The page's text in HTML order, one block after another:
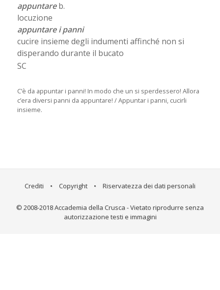
appuntareb.
locuzione
appuntare i panni
cucire insieme degli indumenti affinché non si
disperando durante il bucato
SC
C’è da appuntar i panni! In modo che un si sperdessero! Allora
c’era diversi panni da appuntare! / Appuntar i panni, cucirli
insieme.
Crediti • Copyright • Riservatezza dei dati personali
© 2008-2018 Accademia della Crusca - Vietato riprodurre senza
autorizzazione testi e immagini